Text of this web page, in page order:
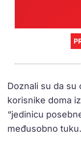
Doznali su da su
korisnike doma
“jedinicu
međusobno tuku.